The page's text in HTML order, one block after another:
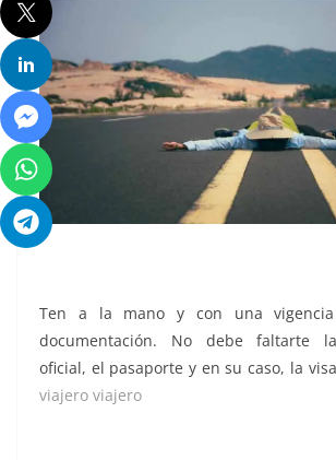
Ten a la mano y con una
documentación. No debe faltarte
oficial, el pasaporte y en su caso, la
viajero viajero